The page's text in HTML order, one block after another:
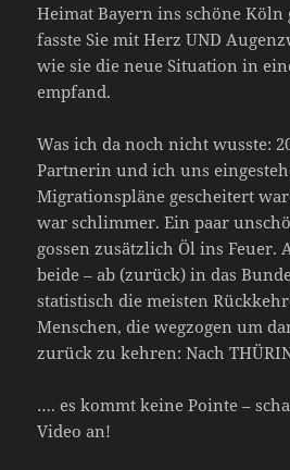
Heimat Bayern ins schöne Köln
fasste Sie mit Herz UND
wie sie die neue Situation in
empfand.
Was ich da noch nicht wusste:
Partnerin und ich uns
Migrationspläne gescheitert
war schlimmer. Ein paar
gossen zusätzlich Öl ins Feuer.
beide – ab (zurück) in das
statistisch die meisten
Menschen, die wegzogen um
zurück zu kehren: Nach
…. es kommt keine Pointe –
Video an!